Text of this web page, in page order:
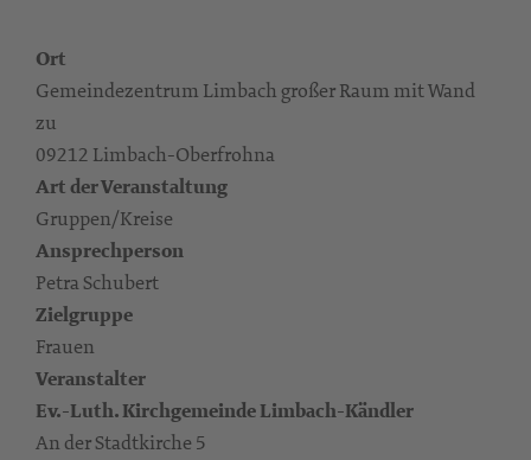
Ort
Gemeindezentrum Limbach großer Raum mit Wand
zu
09212 Limbach-Oberfrohna
Art der Veranstaltung
Gruppen/Kreise
Ansprechperson
Petra Schubert
Zielgruppe
Frauen
Veranstalter
Ev.-Luth. Kirchgemeinde Limbach-Kändler
An der Stadtkirche 5